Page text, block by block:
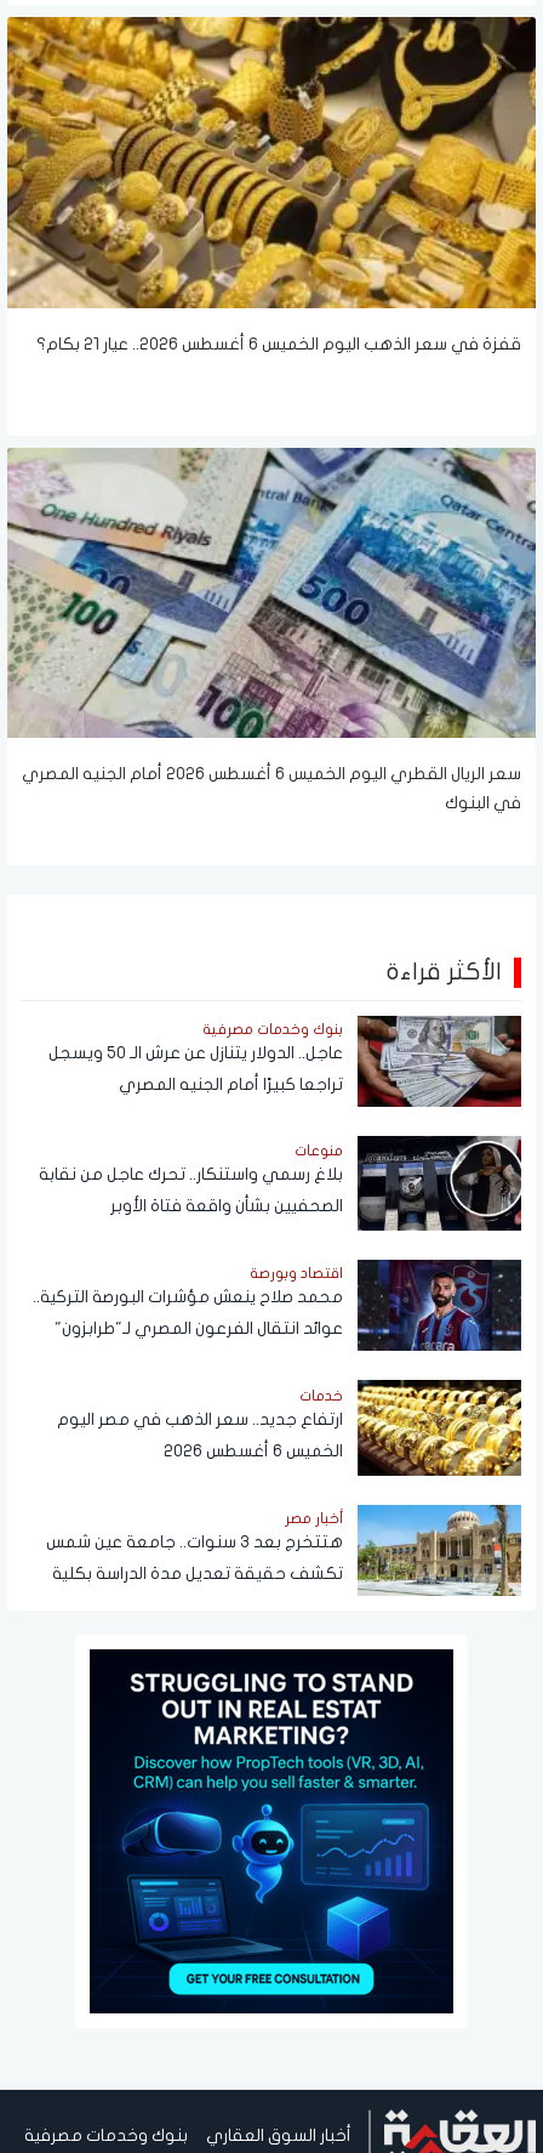
قفزة في سعر الذهب اليوم الخميس 6 أغسطس 2026.. عيار 21 بكام؟
سعر الريال القطري اليوم الخميس 6 أغسطس 2026 أمام الجنيه المصري
في البنوك
الأكثر قراءة
بنوك وخدمات مصرفية
عاجل.. الدولار يتنازل عن عرش الـ 50 ويسجل
تراجعا كبيرًا أمام الجنيه المصري
منوعات
بلاغ رسمي واستنكار.. تحرك عاجل من نقابة
الصحفيين بشأن واقعة فتاة الأوبر
اقتصاد وبورصة
محمد صلاح ينعش مؤشرات البورصة التركية..
عوائد انتقال الفرعون المصري لـ"طرابزون"
خدمات
ارتفاع جديد.. سعر الذهب في مصر اليوم
الخميس 6 أغسطس 2026
أخبار مصر
هتتخرج بعد 3 سنوات.. جامعة عين شمس
تكشف حقيقة تعديل مدة الدراسة بكلية
أخبار السوق العقاري بنوك وخدمات مصرفية